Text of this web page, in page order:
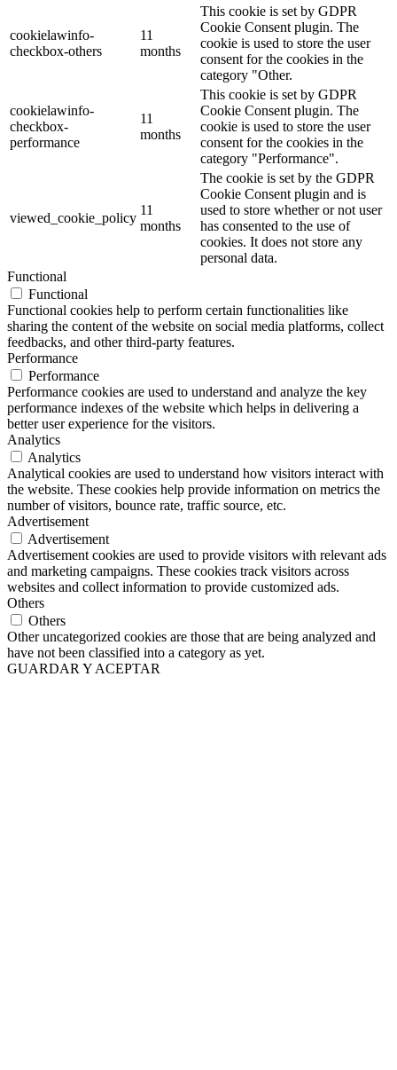
cookielawinfo-
checkbox-others
11
months
This cookie is set by GDPR
Cookie Consent plugin. The
cookie is used to store the user
consent for the cookies in the
category "Other.
cookielawinfo-
checkbox-
performance
11
months
This cookie is set by GDPR
Cookie Consent plugin. The
cookie is used to store the user
consent for the cookies in the
category "Performance".
viewed_cookie_policy
11
months
The cookie is set by the GDPR
Cookie Consent plugin and is
used to store whether or not user
has consented to the use of
cookies. It does not store any
personal data.
Functional
Functional
Functional cookies help to perform certain functionalities like
sharing the content of the website on social media platforms, collect
feedbacks, and other third-party features.
Performance
Performance
Performance cookies are used to understand and analyze the key
performance indexes of the website which helps in delivering a
better user experience for the visitors.
Analytics
Analytics
Analytical cookies are used to understand how visitors interact with
the website. These cookies help provide information on metrics the
number of visitors, bounce rate, traffic source, etc.
Advertisement
Advertisement
Advertisement cookies are used to provide visitors with relevant ads
and marketing campaigns. These cookies track visitors across
websites and collect information to provide customized ads.
Others
Others
Other uncategorized cookies are those that are being analyzed and
have not been classified into a category as yet.
GUARDAR Y ACEPTAR